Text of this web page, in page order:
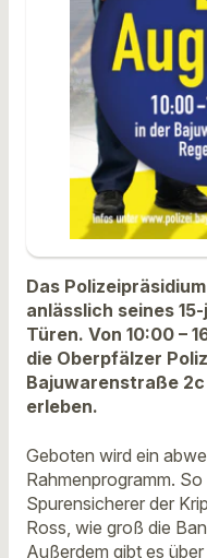
Das
anlässlich seines
Türen. Von 10:00 –
die Oberpfälzer
Bajuwarenstraße
erleben.
Geboten wird ein
Rahmenprogramm.
Spurensicherer der
Ross, wie groß die
Außerdem gibt es